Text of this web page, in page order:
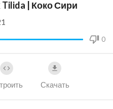
| Коко Сири
0
Скачать